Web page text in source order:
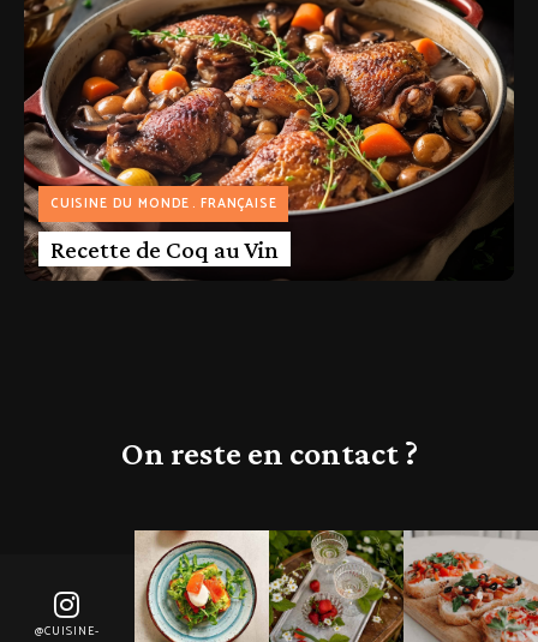
CUISINE DU MONDE FRANÇAISE
Recette de Coq au Vin
On reste en contact ?
@CUISINE-